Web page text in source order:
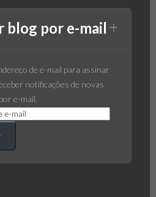
blog por e-mail
de e-mail para assinar
notificações de novas
e-mail.